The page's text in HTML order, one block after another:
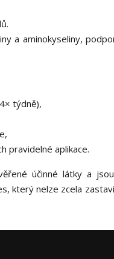
a aminokyseliny,
týdně),
pravidelné aplikace.
účinné látky a
který nelze zcela